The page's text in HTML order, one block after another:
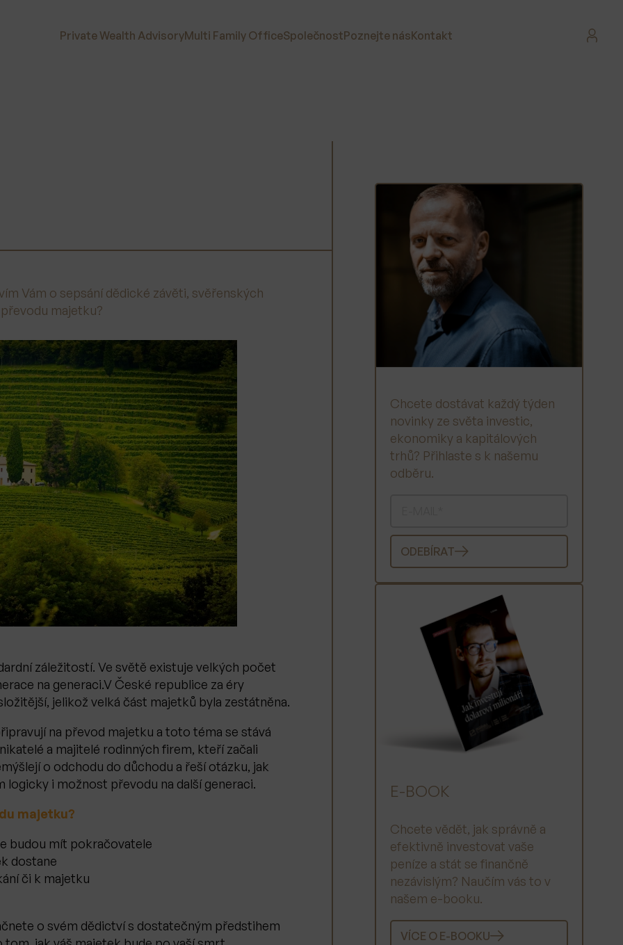
Private Wealth AdvisoryMulti Family OfficeSpolečnostPoznejte násKontakt
Vám o sepsání dědické závěti, svěřenských
majetku?
záležitostí. Ve světě existuje velkých počet
na generaci.V České republice za éry
jelikož velká část majetků byla zestátněna.
na převod majetku a toto téma se stává
a majitelé rodinných firem, kteří začali
o odchodu do důchodu a řeší otázku, jak
logicky i možnost převodu na další generaci.
majetku?
budou mít pokračovatele
dostane
či k majetku
o svém dědictví s dostatečným předstihem
Chcete dostávat každý týden
novinky ze světa investic,
ekonomiky a kapitálových
trhů? Přihlaste s k našemu
odběru.
ODEBÍRAT
E-BOOK
Chcete vědět, jak správně a
efektivně investovat vaše
peníze a stát se finančně
nezávislým? Naučím vás to v
našem e-booku.
VÍCE O E-BOOKU